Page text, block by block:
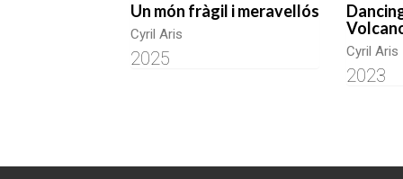
Un món fràgil i meravellós
Cyril Aris
2025 Cyril Aris
2023